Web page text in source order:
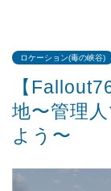
ロケーション(毒の峡谷)
【
地〜管理
よう〜